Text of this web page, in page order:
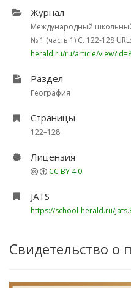
Журнал
Международный
№ 1 (часть 1) С. 122-128 URL:
herald.ru/ru/article/
Раздел
География
Страницы
122–128
Лицензия
CC BY 4.0
JATS
https://school-herald.ru/
Свидетельство о